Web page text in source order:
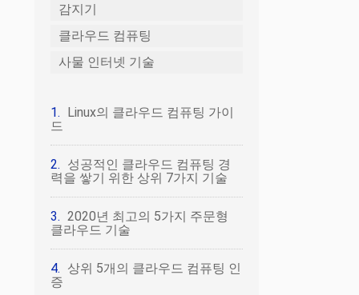
감지기
클라우드 컴퓨팅
사물 인터넷 기술
Linux의 클라우드 컴퓨팅 가이
드
성공적인 클라우드 컴퓨팅 경
력을 쌓기 위한 상위 7가지 기술
2020년 최고의 5가지 주문형
클라우드 기술
상위 5개의 클라우드 컴퓨팅 인
증